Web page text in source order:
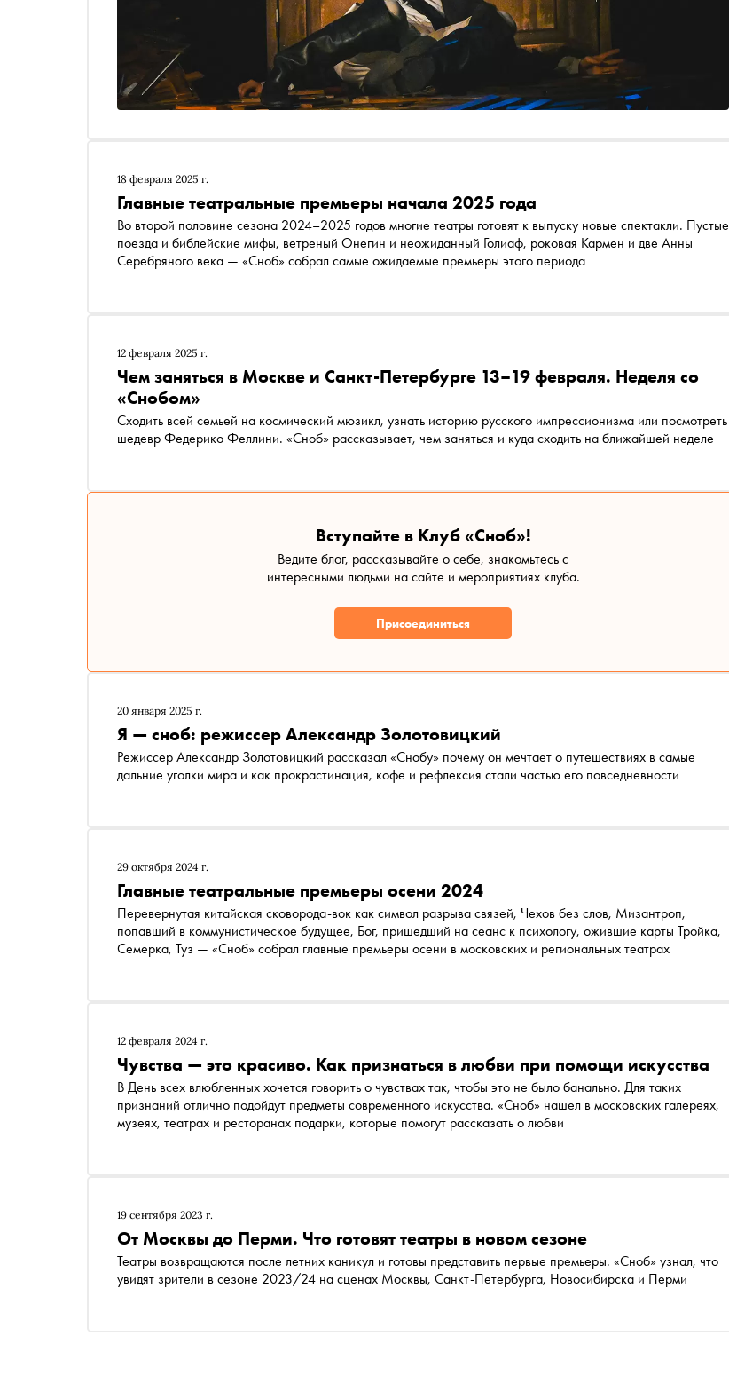
18 февраля 2025 г.
Главные театральные премьеры начала 2025 года
Во второй половине сезона 2024–2025 годов многие театры готовят к выпуску новые спектакли. Пустые
поезда и библейские мифы, ветреный Онегин и неожиданный Голиаф, роковая Кармен и две Анны
Серебряного века — «Сноб» собрал самые ожидаемые премьеры этого периода
12 февраля 2025 г.
Чем заняться в Москве и Санкт-Петербурге 13–19 февраля. Неделя со
«Снобом»
Сходить всей семьей на космический мюзикл, узнать историю русского импрессионизма или посмотреть
шедевр Федерико Феллини. «Сноб» рассказывает, чем заняться и куда сходить на ближайшей неделе
Вступайте в Клуб «Сноб»!
Ведите блог, рассказывайте о себе, знакомьтесь с
интересными людьми на сайте и мероприятиях клуба.
Присоединиться
20 января 2025 г.
Я — сноб: режиссер Александр Золотовицкий
Режиссер Александр Золотовицкий рассказал «Снобу» почему он мечтает о путешествиях в самые
дальние уголки мира и как прокрастинация, кофе и рефлексия стали частью его повседневности
29 октября 2024 г.
Главные театральные премьеры осени 2024
Перевернутая китайская сковорода-вок как символ разрыва связей, Чехов без слов, Мизантроп,
попавший в коммунистическое будущее, Бог, пришедший на сеанс к психологу, ожившие карты Тройка,
Семерка, Туз — «Сноб» собрал главные премьеры осени в московских и региональных театрах
12 февраля 2024 г.
Чувства — это красиво. Как признаться в любви при помощи искусства
В День всех влюбленных хочется говорить о чувствах так, чтобы это не было банально. Для таких
признаний отлично подойдут предметы современного искусства. «Сноб» нашел в московских галереях,
музеях, театрах и ресторанах подарки, которые помогут рассказать о любви
19 сентября 2023 г.
От Москвы до Перми. Что готовят театры в новом сезоне
Театры возвращаются после летних каникул и готовы представить первые премьеры. «Сноб» узнал, что
увидят зрители в сезоне 2023/24 на сценах Москвы, Санкт-Петербурга, Новосибирска и Перми